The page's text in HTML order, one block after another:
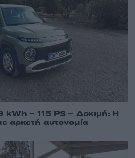
– 115 PS – Δοκιμή: Η
αρκετή αυτονομία